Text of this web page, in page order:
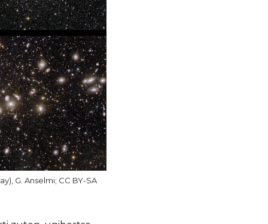
G. Anselmi; CC BY-SA